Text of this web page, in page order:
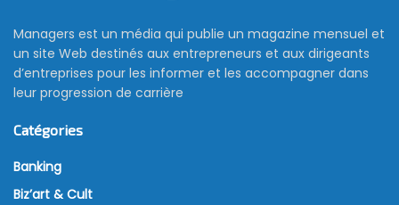
Managers est un média qui publie un magazine mensuel et
un site Web destinés aux entrepreneurs et aux dirigeants
d’entreprises pour les informer et les accompagner dans
leur progression de carrière
Catégories
Banking
Biz’art & Cult